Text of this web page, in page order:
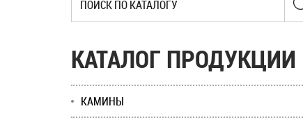
КАТАЛОГ ПРОДУКЦИИ
КАМИНЫ